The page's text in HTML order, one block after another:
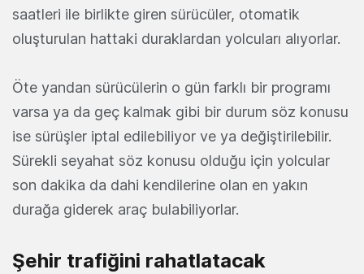
saatleri ile birlikte giren sürücüler, otomatik
oluşturulan hattaki duraklardan yolcuları alıyorlar.
Öte yandan sürücülerin o gün farklı bir programı
varsa ya da geç kalmak gibi bir durum söz konusu
ise sürüşler iptal edilebiliyor ve ya değiştirilebilir.
Sürekli seyahat söz konusu olduğu için yolcular
son dakika da dahi kendilerine olan en yakın
durağa giderek araç bulabiliyorlar.
Şehir trafiğini rahatlatacak